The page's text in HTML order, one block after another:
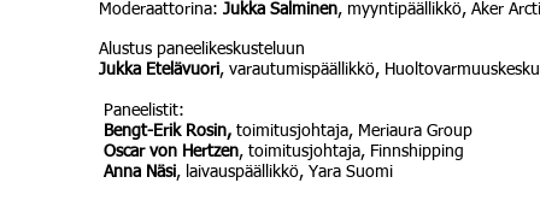
Moderaattorina: Jukka Salminen, myyntipäällikkö, Aker
Alustus paneelikeskusteluun
Jukka Etelävuori, varautumispäällikkö,
Paneelistit:
Bengt-Erik Rosin, toimitusjohtaja, Meriaura Group
Oscar von Hertzen, toimitusjohtaja, Finnshipping
Anna Näsi, laivauspäällikkö, Yara Suomi